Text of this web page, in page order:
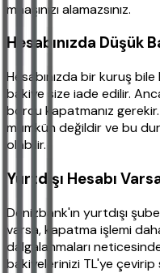
maaşınızı alamazsınız.
Hesabınızda Düşük
Hesabınızda bir kuruş
bakiye size iade edilir.
borcu kapatmanız
mümkün değildir ve bu
olabilir.
Yurtdışı Hesabı
Denizbank'ın yurtdışı
varsa, kapatma işlemi
dalgalanmaları
bakiyelerinizi TL'ye